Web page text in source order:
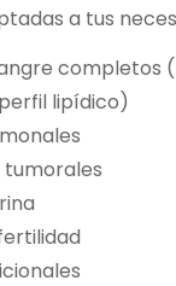
a tus
completos
lipídico)